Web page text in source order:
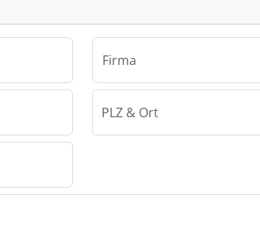
Firma
PLZ & Ort